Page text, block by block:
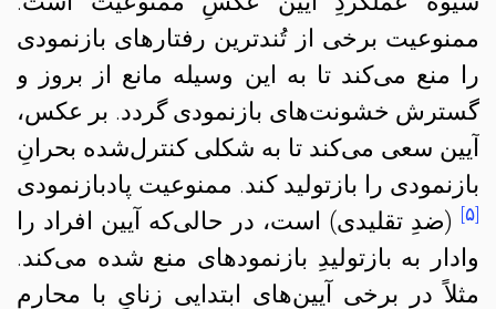
ممنوعیت برخی از تُندترین رفتارهای بازنمودی
را منع می‌کند تا به این وسیله مانع از بروز و
گسترش خشونت‌های بازنمودی گردد. بر عکس،
آیین‌ سعی می‌کند تا به شکلی کنترل‌شده بحرانِ
بازنمودی را بازتولید کند. ممنوعیت پادبازنمودی
[۵] (ضدِ تقلیدی) است، در حالی‌که آیین افراد را
وادار به بازتولیدِ بازنمودهای منع شده می‌کند.
مثلاً در برخی آیین‌های ابتدایی زنایِ با محارم